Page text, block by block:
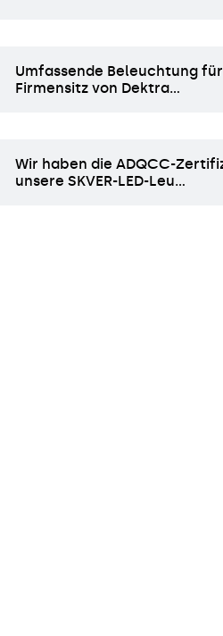
Umfassende Beleuchtung
Firmensitz von Dektra…
Wir haben die ADQCC-
unsere SKVER-LED-Leu…